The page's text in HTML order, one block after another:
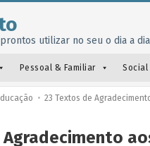
utilizar no seu o dia a
Pessoal & Familiar Social
• 23 Textos de
Agradecimento